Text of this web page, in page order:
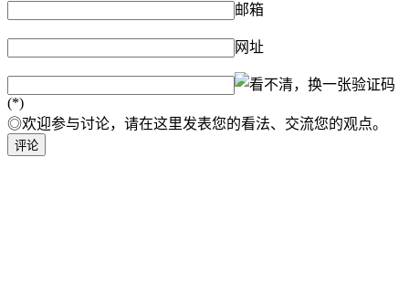
邮箱
网址
验证码
(*)
◎欢迎参与讨论，请在这里发表您的看法、交流您的观点。